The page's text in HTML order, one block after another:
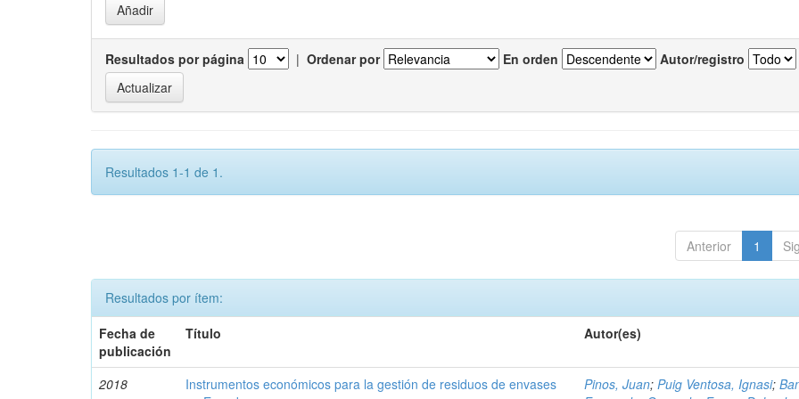
Resultados por página | Ordenar por En orden Autor/registro
Resultados 1-1 de 1.
Anterior 1
Resultados por ítem:
Fecha de
publicación
Título Autor(es)
2018
Instrumentos económicos para la gestión de residuos de envases
Pinos, Juan;Puig Ventosa, Ignasi;